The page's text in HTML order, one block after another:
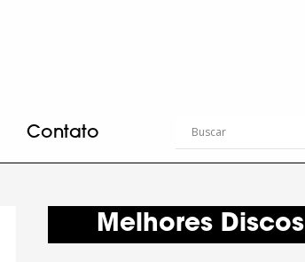
Contato
Melhores Discos